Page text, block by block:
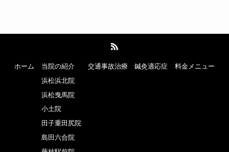
ホーム
当院の紹介
浜松浜北院
浜松曳馬院
小土院
田子重田尻院
島田六合院
交通事故治療 鍼灸適応症 料金メニュー